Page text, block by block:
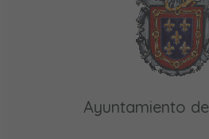
Ayuntamiento